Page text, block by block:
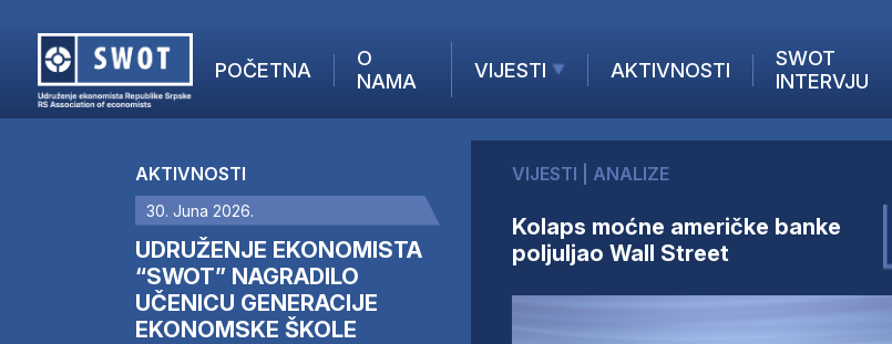
POČETNA
O
NAMA
VIJESTI
AKTUELNO
KOMPANIJE
FINANSIJE
IZ STRANIH MEDIJA
AKTIVNOSTI
SWOT
INTERVJU
AKTUELNO
ANALIZE
KOMPANIJE
FINANSIJE
IZ STRANIH MEDIJA
AKTIVNOSTI
30. Juna 2026.
UDRUŽENJE EKONOMISTA
“SWOT” NAGRADILO
UČENICU GENERACIJE
EKONOMSKE ŠKOLE
VIJESTI ANALIZE
Kolaps moćne američke banke
poljuljao Wall Street